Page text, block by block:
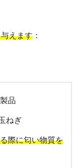
えます ：
品
ねぎ
際に匂い物質を